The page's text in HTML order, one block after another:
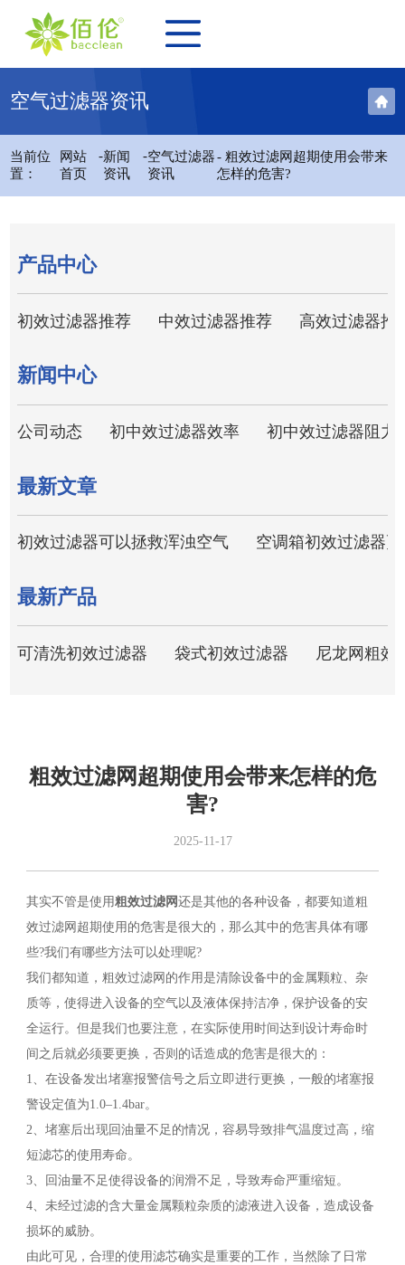
空气过滤器资讯
当前位
置：
网站
首页
-新闻
资讯
-空气过滤器
资讯
- 粗效过滤网超期使用会带来
怎样的危害?
产品中心
初效过滤器推荐 中效过滤器推荐 高效过滤器推
新闻中心
公司动态 初中效过滤器效率 初中效过滤器阻力
最新文章
初效过滤器可以拯救浑浊空气 空调箱初效过滤器
最新产品
可清洗初效过滤器 袋式初效过滤器 尼龙网粗效
粗效过滤网超期使用会带来怎样的危
害?
2025-11-17
其实不管是使用粗效过滤网还是其他的各种设备，都要知道粗
效过滤网超期使用的危害是很大的，那么其中的危害具体有哪
些?我们有哪些方法可以处理呢?
我们都知道，粗效过滤网的作用是清除设备中的金属颗粒、杂
质等，使得进入设备的空气以及液体保持洁净，保护设备的安
全运行。但是我们也要注意，在实际使用时间达到设计寿命时
间之后就必须要更换，否则的话造成的危害是很大的：
1、在设备发出堵塞报警信号之后立即进行更换，一般的堵塞报
警设定值为1.0–1.4bar。
2、堵塞后出现回油量不足的情况，容易导致排气温度过高，缩
短滤芯的使用寿命。
3、回油量不足使得设备的润滑不足，导致寿命严重缩短。
4、未经过滤的含大量金属颗粒杂质的滤液进入设备，造成设备
损坏的威胁。
由此可见，合理的使用滤芯确实是重要的工作，当然除了日常